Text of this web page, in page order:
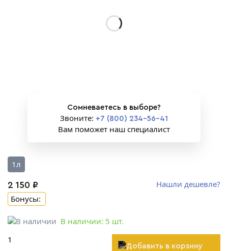
Сомневаетесь в выборе?
Звоните: +7 (800) 234-56-41
Вам поможет наш специалист
1л
2 150 ₽
Нашли дешевле?
Бонусы:
В наличии: 5 шт.